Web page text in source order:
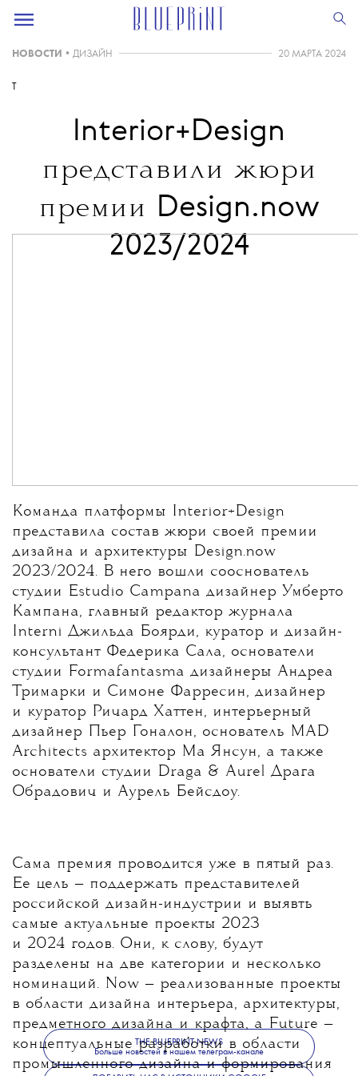
НОВОСТИ • ДИЗАЙН 20 МАРТА 2024
T
Interior+Design
представили жюри
премии Design.now
2023/2024
Команда платформы Interior+Design
представила состав жюри своей премии
дизайна и архитектуры Design.now
2023/2024. В него вошли сооснователь
студии Estudio Campana дизайнер Умберто
Кампана, главный редактор журнала
Interni Джильда Боярди, куратор и дизайн-
консультант Федерика Сала, основатели
студии Formafantasma дизайнеры Андреа
Тримарки и Симоне Фарресин, дизайнер
и куратор Ричард Хаттен, интерьерный
дизайнер Пьер Гоналон, основатель MAD
Architects архитектор Ма Янсун, а также
основатели студии Draga & Aurel Драга
Обрадович и Аурель Бейсдоу.
Сама премия проводится уже в пятый раз.
Ее цель — поддержать представителей
российской дизайн-индустрии и выявть
самые актуальные проекты 2023
и 2024 годов. Они, к слову, будут
разделены на две категории и несколько
номинаций. Now — реализованные проекты
в области дизайна интерьера, архитектуры,
предметного дизайна и крафта, a Future —
концептуальные разработки в области
промышленного дизайна и формирования
THE BLUEPRINT NEWS
Больше новостей в нашем телеграм-канале